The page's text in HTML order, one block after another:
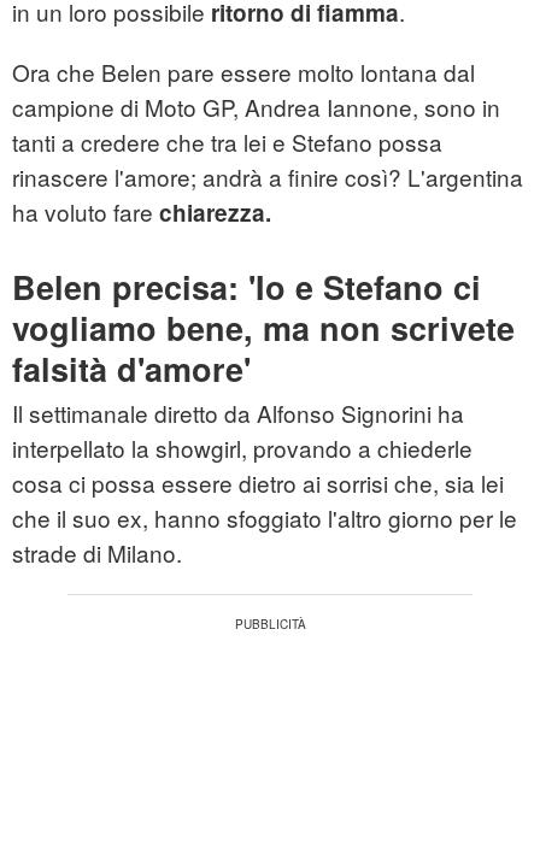
in un loro possibile ritorno di fiamma.
Ora che Belen pare essere molto lontana dal
campione di Moto GP, Andrea Iannone, sono in
tanti a credere che tra lei e Stefano possa
rinascere l'amore; andrà a finire così? L'argentina
ha voluto fare chiarezza.
Belen precisa: 'Io e Stefano ci
vogliamo bene, ma non scrivete
falsità d'amore'
Il settimanale diretto da Alfonso Signorini ha
interpellato la showgirl, provando a chiederle
cosa ci possa essere dietro ai sorrisi che, sia lei
che il suo ex, hanno sfoggiato l'altro giorno per le
strade di Milano.